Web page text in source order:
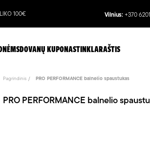
100€ Vilnius: +370
DOVANŲ KUPONASTINKLARAŠTIS
Pagrindinis PRO PERFORMANCE balnelio spaustukas
PRO PERFORMANCE balnelio